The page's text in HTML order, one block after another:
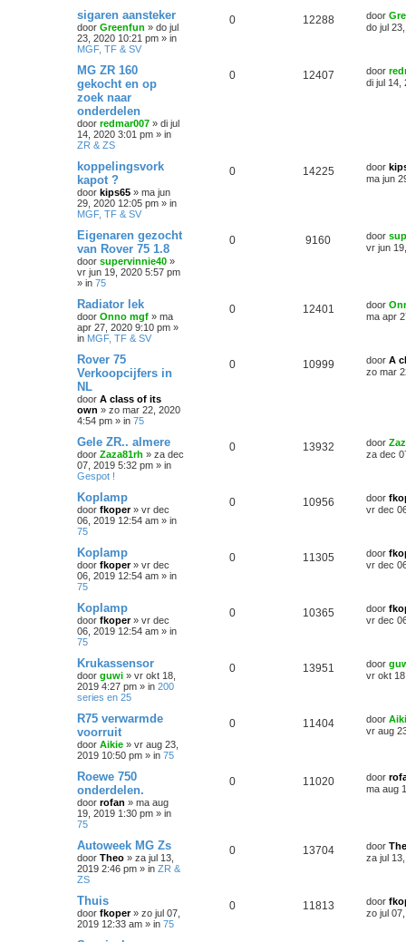
sigaren aansteker
door Greenfun » do jul
23, 2020 10:21 pm » in
MGF, TF & SV
0 12288 door
do jul
MG ZR 160
gekocht en op
zoek naar
onderdelen
door redmar007 » di jul
14, 2020 3:01 pm » in
ZR & ZS
0 12407 door
di jul 14,
koppelingsvork
kapot ?
door kips65 » ma jun
29, 2020 12:05 pm » in
MGF, TF & SV
0 14225 door
ma jun
Eigenaren gezocht
van Rover 75 1.8
door supervinnie40 »
vr jun 19, 2020 5:57 pm
» in 75
0 9160 door
vr jun
Radiator lek
door Onno mgf » ma
apr 27, 2020 9:10 pm »
in MGF, TF & SV
0 12401 door
ma apr
Rover 75
Verkoopcijfers in
NL
door A class of its
own » zo mar 22, 2020
4:54 pm » in 75
0 10999 door A
zo mar
Gele ZR.. almere
door Zaza81rh » za dec
07, 2019 5:32 pm » in
Gespot !
0 13932 door
za dec
Koplamp
door fkoper» vr dec
06, 2019 12:54 am » in
75
0 10956 door
vr dec
Koplamp
door fkoper» vr dec
06, 2019 12:54 am » in
75
0 11305 door
vr dec
Koplamp
door fkoper» vr dec
06, 2019 12:54 am » in
75
0 10365 door
vr dec
Krukassensor
door guwi » vr okt 18,
2019 4:27 pm » in 200
series en 25
0 13951 door
vr okt
R75 verwarmde
voorruit
door Aikie » vr aug 23,
2019 10:50 pm » in 75
0 11404 door
vr aug
Roewe 750
onderdelen.
door rofan » ma aug
19, 2019 1:30 pm » in
75
0 11020 door
ma aug
Autoweek MG Zs
door Theo » za jul 13,
2019 2:46 pm » in ZR &
ZS
0 13704 door
za jul
Thuis
door fkoper» zo jul 07,
2019 12:33 am » in 75
0 11813 door
zo jul